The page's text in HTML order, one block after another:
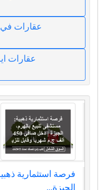
عقارات في
عقارات
فرصة استثمارية
الجيزة...